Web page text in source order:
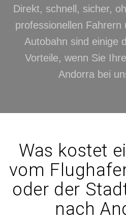
Direkt, schnell, sicher,
professionellen Fahrern
Autobahn sind einige
Vorteile, wenn Sie
Andorra bei
Was kostet
vom
oder der
nach